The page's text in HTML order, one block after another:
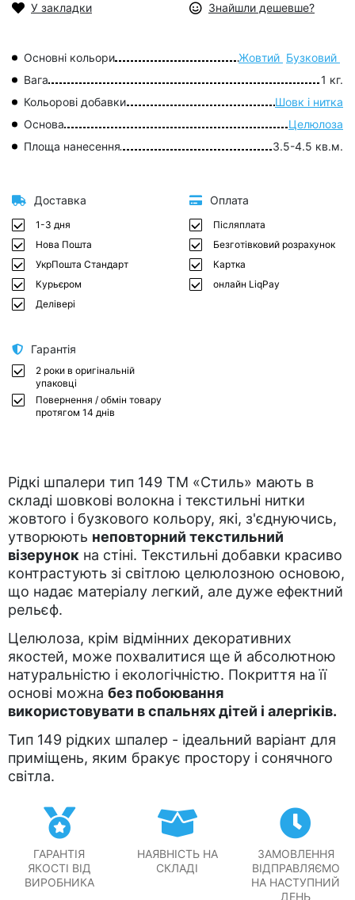
У закладки Знайшли дешевше?
Основні кольори Жовтий Бузковий
Вага
1 кг.
Кольорові добавки
Шовк і нитка
Основа
Целюлоза
Площа нанесення
3.5-4.5 кв.м.
Доставка
1-3 дня
Нова Пошта
УкрПошта Стандарт
Курьєром
Делівері
Оплата
Післяплата
Безготівковий розрахунок
Картка
онлайн LiqPay
Гарантія
2 роки в оригінальній
упаковці
Повернення / обмін товару
протягом 14 днів
Рідкі шпалери тип 149 ТМ «Стиль» мають в
складі шовкові волокна і текстильні нитки
жовтого і бузкового кольору, які, з'єднуючись,
утворюють неповторний текстильний
візерунок на стіні. Текстильні добавки красиво
контрастують зі світлою целюлозною основою,
що надає матеріалу легкий, але дуже ефектний
рельєф.
Целюлоза, крім відмінних декоративних
якостей, може похвалитися ще й абсолютною
натуральністю і екологічністю. Покриття на її
основі можна без побоювання
використовувати в спальнях дітей і алергіків.
Тип 149 рідких шпалер - ідеальний варіант для
приміщень, яким бракує простору і сонячного
світла.
ГАРАНТІЯ
ЯКОСТІ ВІД
ВИРОБНИКА
НАЯВНІСТЬ НА
СКЛАДІ
ЗАМОВЛЕННЯ
ВІДПРАВЛЯЄМО
НА НАСТУПНИЙ
ДЕНЬ